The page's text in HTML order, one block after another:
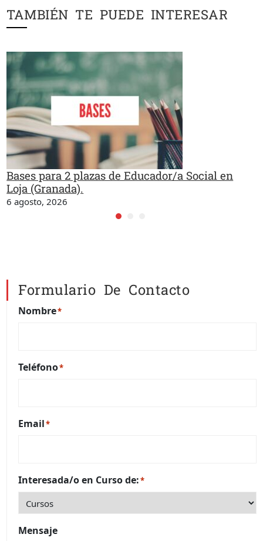
TAMBIÉN TE PUEDE INTERESAR
Bases para 2 plazas de Educador/a Social en
Loja (Granada).
6 agosto, 2026
Formulario De Contacto
Nombre*
Teléfono*
Email*
Interesada/o en Curso de:*
Mensaje